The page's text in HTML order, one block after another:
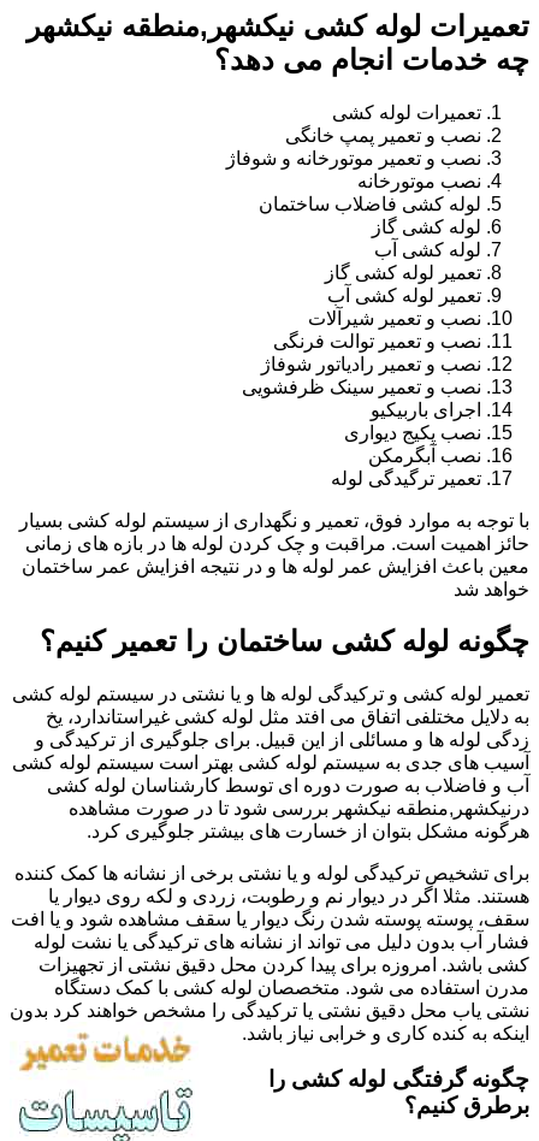
تعمیرات لوله کشی نیکشهر,منطقه نیکشهر
چه خدمات انجام می دهد؟
تعمیرات لوله کشی
نصب و تعمیر پمپ خانگی
نصب و تعمیر موتورخانه و شوفاژ
نصب موتورخانه
لوله کشی فاضلاب ساختمان
لوله کشی گاز
لوله کشی آب
تعمیر لوله کشی گاز
تعمیر لوله کشی آب
نصب و تعمیر شیرآلات
نصب و تعمیر توالت فرنگی
نصب و تعمیر رادیاتور شوفاژ
نصب و تعمیر سینک ظرفشویی
اجرای باربیکیو
نصب پکیج دیواری
نصب آبگرمکن
تعمیر ترگیدگی لوله
با توجه به موارد فوق، تعمیر و نگهداری از سیستم لوله کشی بسیار
حائز اهمیت است. مراقبت و چک کردن لوله ها در بازه های زمانی
معین باعث افزایش عمر لوله ها و در نتیجه افزایش عمر ساختمان
خواهد شد
چگونه لوله کشی ساختمان را تعمیر کنیم؟
تعمیر لوله کشی و ترکیدگی لوله ها و یا نشتی در سیستم لوله کشی
به دلایل مختلفی اتفاق می افتد مثل لوله کشی غیراستاندارد، یخ
زدگی لوله ها و مسائلی از این قبیل. برای جلوگیری از ترکیدگی و
آسیب های جدی به سیستم لوله کشی بهتر است سیستم لوله کشی
آب و فاضلاب به صورت دوره ای توسط کارشناسان لوله کشی
درنیکشهر,منطقه نیکشهر بررسی شود تا در صورت مشاهده
هرگونه مشکل بتوان از خسارت های بیشتر جلوگیری کرد.
برای تشخیص ترکیدگی لوله و یا نشتی برخی از نشانه ها کمک کننده
هستند. مثلا اگر در دیوار نم و رطوبت، زردی و لکه روی دیوار یا
سقف، پوسته پوسته شدن رنگ دیوار یا سقف مشاهده شود و یا افت
فشار آب بدون دلیل می تواند از نشانه های ترکیدگی یا نشت لوله
کشی باشد. امروزه برای پیدا کردن محل دقیق نشتی از تجهیزات
مدرن استفاده می شود. متخصصان لوله کشی با کمک دستگاه
نشتی یاب محل دقیق نشتی یا ترکیدگی را مشخص خواهند کرد بدون
اینکه به کنده کاری و خرابی نیاز باشد.
چگونه گرفتگی لوله کشی را
برطرق کنیم؟